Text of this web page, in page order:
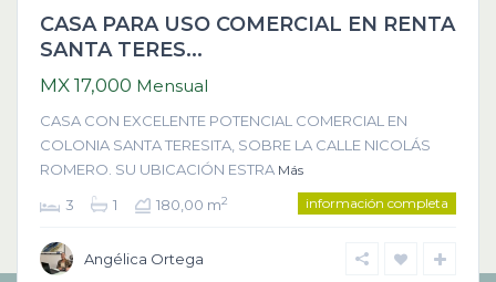
CASA PARA USO COMERCIAL EN RENTA
SANTA TERES...
MX 17,000 Mensual
CASA CON EXCELENTE POTENCIAL COMERCIAL EN
COLONIA SANTA TERESITA, SOBRE LA CALLE NICOLÁS
ROMERO. SU UBICACIÓN ESTRA Más
3 1 180,00 m2 información completa
Angélica Ortega